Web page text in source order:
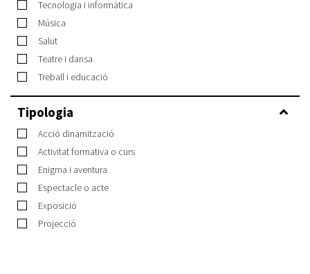
Tecnologia i informàtica
Música
Salut
Teatre i dansa
Treball i educació
Tipologia
Acció dinamització
Activitat formativa o curs
Enigma i aventura
Espectacle o acte
Exposició
Projecció